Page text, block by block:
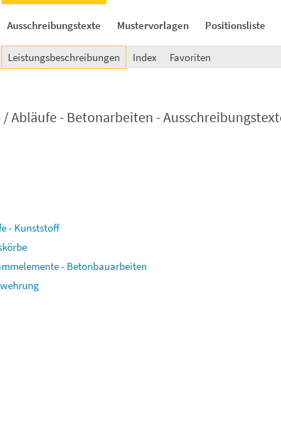
Ausschreibungstexte Mustervorlagen Positionsliste
Leistungsbeschreibungen Index Favoriten
Abläufe - Betonarbeiten -
- Kunststoff
- Betonbauarbeiten